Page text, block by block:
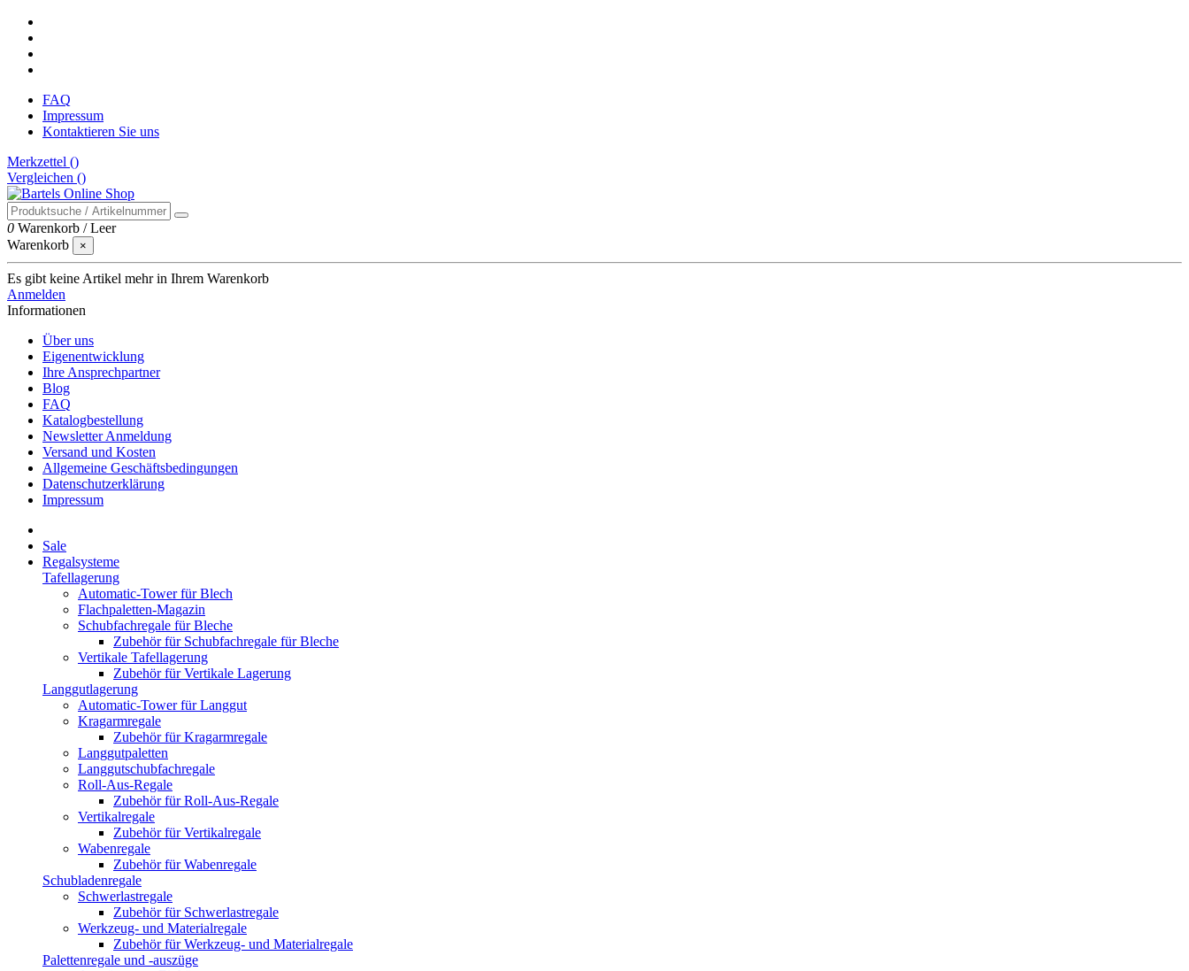
FAQ
Impressum
Kontaktieren Sie uns
Merkzettel ()
Vergleichen ()
0 Warenkorb /Leer
Warenkorb
×
Es gibt keine Artikel mehr in Ihrem Warenkorb
Anmelden
Informationen
Über uns
Eigenentwicklung
Ihre Ansprechpartner
Blog
FAQ
Katalogbestellung
Newsletter Anmeldung
Versand und Kosten
Allgemeine Geschäftsbedingungen
Datenschutzerklärung
Impressum
Sale
Regalsysteme
Tafellagerung
Automatic-Tower für Blech
Flachpaletten-Magazin
Schubfachregale für Bleche
Zubehör für Schubfachregale für Bleche
Vertikale Tafellagerung
Zubehör für Vertikale Lagerung
Langgutlagerung
Automatic-Tower für Langgut
Kragarmregale
Zubehör für Kragarmregale
Langgutpaletten
Langgutschubfachregale
Roll-Aus-Regale
Zubehör für Roll-Aus-Regale
Vertikalregale
Zubehör für Vertikalregale
Wabenregale
Zubehör für Wabenregale
Schubladenregale
Schwerlastregale
Zubehör für Schwerlastregale
Werkzeug- und Materialregale
Zubehör für Werkzeug- und Materialregale
Palettenregale und -auszüge